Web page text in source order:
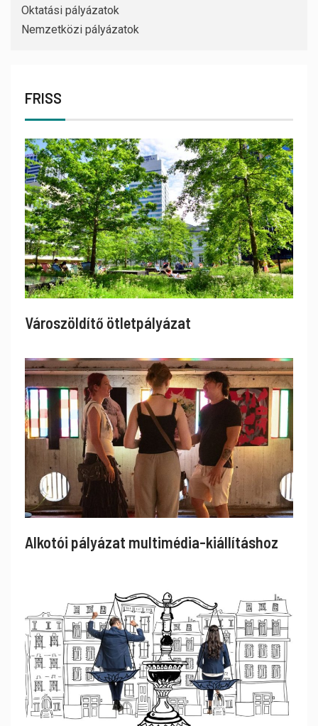
Oktatási pályázatok
Nemzetközi pályázatok
FRISS
Városzöldítő ötletpályázat
Alkotói pályázat multimédia-kiállításhoz